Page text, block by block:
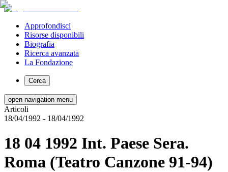
Approfondisci
Risorse disponibili
Biografia
Ricerca avanzata
La Fondazione
Cerca
open navigation menu
Articoli
18/04/1992 - 18/04/1992
18 04 1992 Int. Paese Sera.
Roma (Teatro Canzone 91-94)